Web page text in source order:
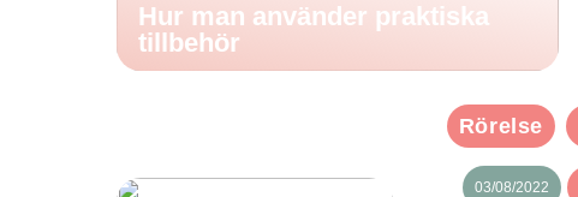
Hur man använder praktiska
tillbehör
Rörelse
03/08/2022